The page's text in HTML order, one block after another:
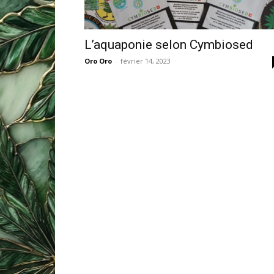
L’aquaponie selon Cymbiosed
Oro Oro - février 14, 2023